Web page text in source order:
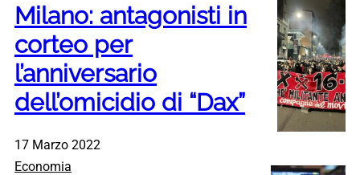
Milano: antagonisti in
corteo per
l’anniversario
dell’omicidio di “Dax”
17 Marzo 2022
Economia